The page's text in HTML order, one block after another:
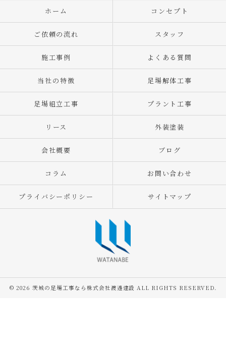
ホーム コンセプト
ご依頼の流れ スタッフ
施工事例 よくある質問
当社の特徴 足場解体工事
足場組立工事 プラント工事
リース 外装塗装
会社概要 ブログ
コラム お問い合わせ
プライバシーポリシー サイトマップ
© 2026 茨城の足場工事なら株式会社渡邊建設 ALL RIGHTS RESERVED.